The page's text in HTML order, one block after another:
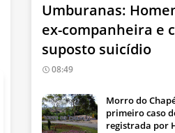
Umburanas:
ex-companheira e
suposto suicídio
08:49
Morro do
primeiro caso
registrada por